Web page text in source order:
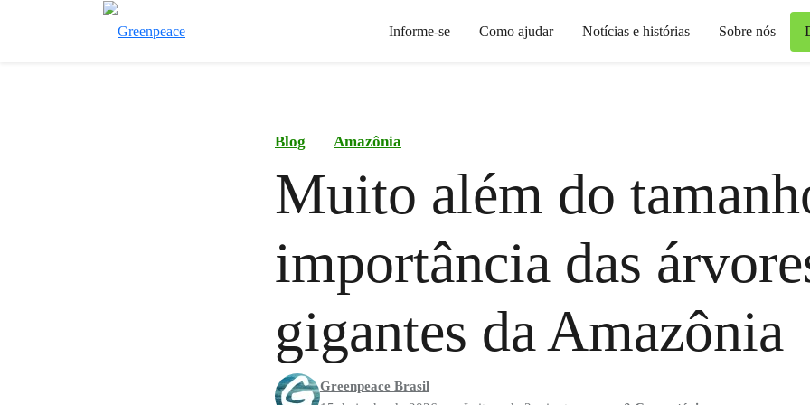
Informe-se Como ajudar Notícias e histórias Sobre nós
Blog Amazônia
Muito além do
importância das
gigantes da Amazônia
Greenpeace Brasil